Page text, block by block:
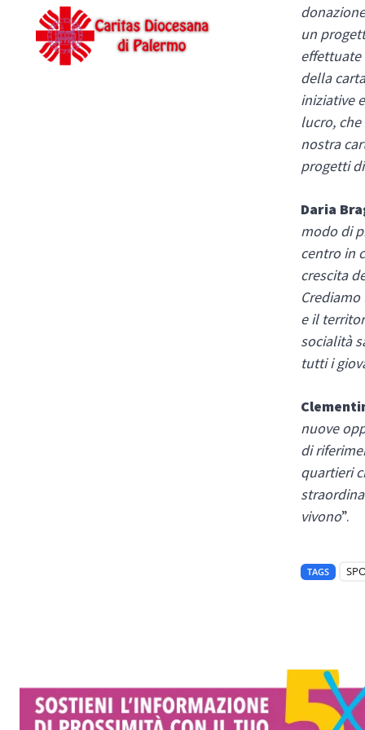
un
effettuate
della
iniziative
lucro,
nostra
progetti
Daria
modo di
centro in
crescita
e il
socialità
tutti i
nuove
di
quartieri
vivono”.
TAGS